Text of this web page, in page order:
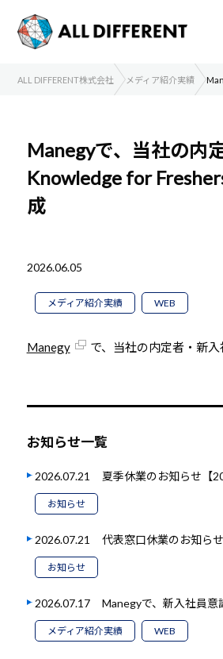
ALL DIFFERENT株式会社 メディア紹介実績
Manegyで、当社の内
Knowledge for
成
2026.06.05
メディア紹介実績 WEB
Manegy で、当社の内定者・新
お知らせ一覧
2026.07.21 夏季休業のお知らせ【
お知らせ
2026.07.21 代表窓口休業のお知ら
お知らせ
2026.07.17 Manegyで、新入社員
メディア紹介実績 WEB